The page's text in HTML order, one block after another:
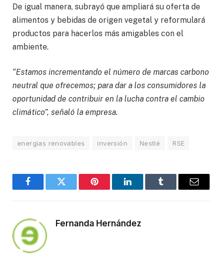
De igual manera, subrayó que ampliará su oferta de
alimentos y bebidas de origen vegetal y reformulará
productos para hacerlos más amigables con el
ambiente.
“Estamos incrementando el número de marcas carbono
neutral que ofrecemos; para dar a los consumidores la
oportunidad de contribuir en la lucha contra el cambio
climático”, señaló la empresa.
energías renovables inversión Nestlé RSE
FacebookTwitter Pinterest LinkedInTumblr Email
Fernanda Hernández